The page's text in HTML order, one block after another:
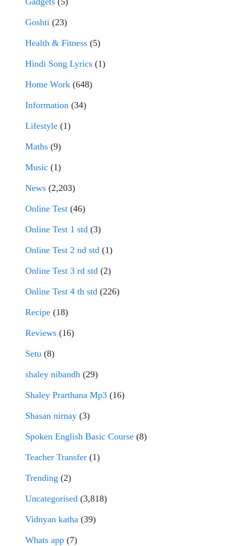
Goshti (23)
Health & Fitness (5)
Hindi Song Lyrics (1)
Home Work (648)
Information (34)
Lifestyle (1)
Maths (9)
Music (1)
News (2,203)
Online Test (46)
Online Test 1 std (3)
Online Test 2 nd std (1)
Online Test 3 rd std (2)
Online Test 4 th std (226)
Recipe (18)
Reviews (16)
Setu (8)
shaley nibandh (29)
Shaley Prarthana Mp3 (16)
Shasan nirnay (3)
Spoken English Basic Course (8)
Teacher Transfer (1)
Trending (2)
Uncategorised (3,818)
Vidnyan katha (39)
Whats app (7)